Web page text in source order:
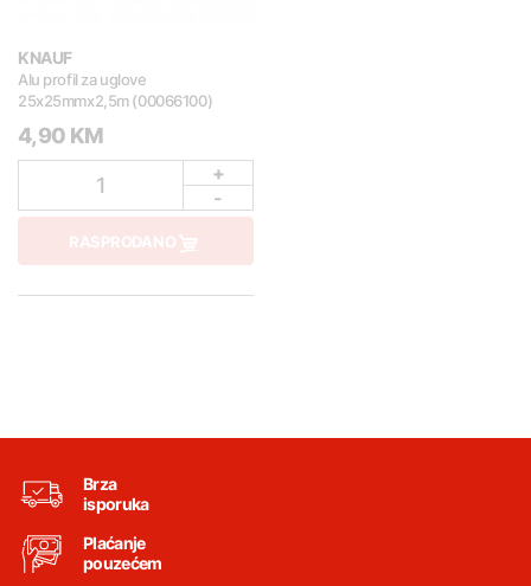
KNAUF
Alu profil za uglove
25x25mmx2,5m (00066100)
4,90 KM
1
+
-
RASPRODANO
Brza
isporuka
Plaćanje
pouzećem